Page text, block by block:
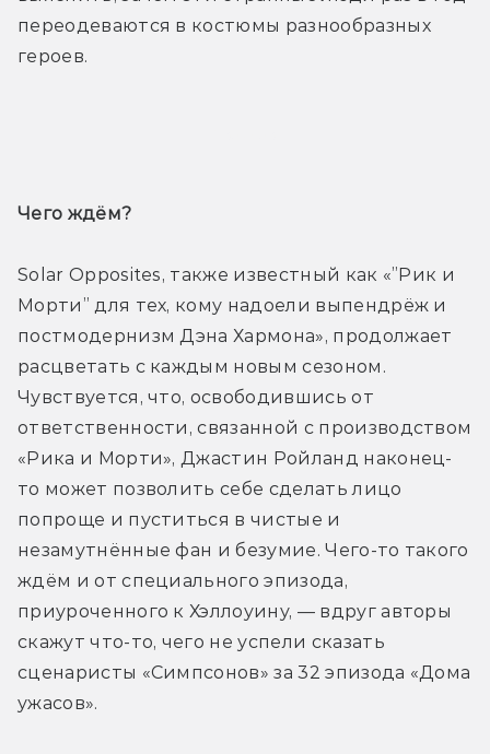
переодеваются в костюмы разнообразных
героев.
Чего ждём?
Solar Opposites, также известный как «”Рик и
Морти” для тех, кому надоели выпендрёж и
постмодернизм Дэна Хармона», продолжает
расцветать с каждым новым сезоном.
Чувствуется, что, освободившись от
ответственности, связанной с производством
«Рика и Морти», Джастин Ройланд наконец-
то может позволить себе сделать лицо
попроще и пуститься в чистые и
незамутнённые фан и безумие. Чего-то такого
ждём и от специального эпизода,
приуроченного к Хэллоуину, — вдруг авторы
скажут что-то, чего не успели сказать
сценаристы «Симпсонов» за 32 эпизода «Дома
ужасов».